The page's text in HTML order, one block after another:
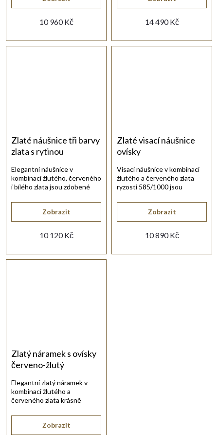
10 960 Kč 14 490 Kč
Zlaté náušnice tři barvy
zlata s rytinou
10 120 Kč
Zobrazit
Elegantní náušnice v
kombinaci žlutého, červeného
i bílého zlata jsou zdobené
Zlaté visací náušnice
ovísky
10 890 Kč
Zobrazit
Visací náušnice v kombinaci
žlutého a červeného zlata
ryzosti 585/1000 jsou
Zlatý náramek s ovísky
červeno-žlutý
Zobrazit
Elegantní zlatý náramek v
kombinaci žlutého a
červeného zlata krásně
slavnostní outfit.